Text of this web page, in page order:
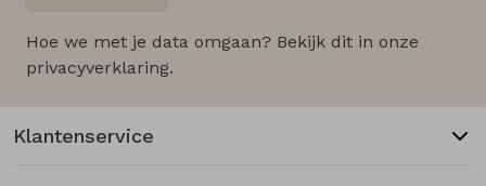
Hoe we met je data omgaan? Bekijk dit in onze
privacyverklaring.
Klantenservice